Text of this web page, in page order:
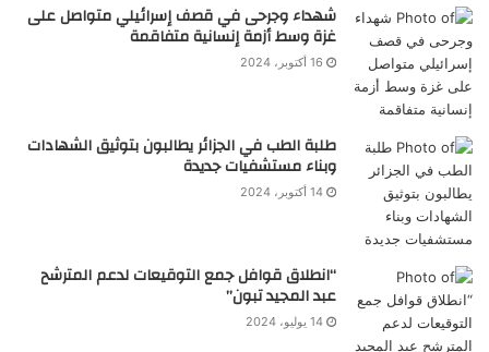
شهداء وجرحى في قصف إسرائيلي متواصل على
غزة وسط أزمة إنسانية متفاقمة
16 أكتوبر، 2024
طلبة الطب في الجزائر يطالبون بتوثيق الشهادات
وبناء مستشفيات جديدة
14 أكتوبر، 2024
“انطلاق قوافل جمع التوقيعات لدعم المترشح
عبد المجيد تبون”
14 يوليو، 2024